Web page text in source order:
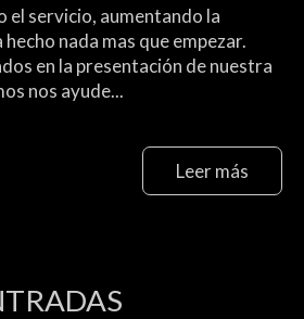
el servicio, aumentando la
nada mas que empezar.
en la presentación de nuestra
nos ayude...
Leer más